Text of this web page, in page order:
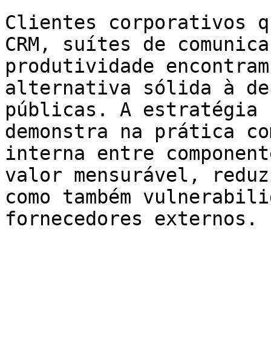
Clientes corporativos
CRM, suítes de
produtividade encontram
alternativa sólida à
públicas. A estratégia
demonstra na prática
interna entre
valor mensurável,
como também
fornecedores externos.